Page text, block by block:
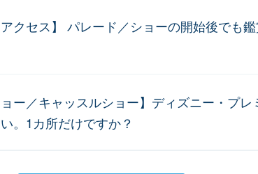
クセス】 パレード／ショーの開始後でも
ー／キャッスルショー】ディズニー・プ
。1カ所だけですか？